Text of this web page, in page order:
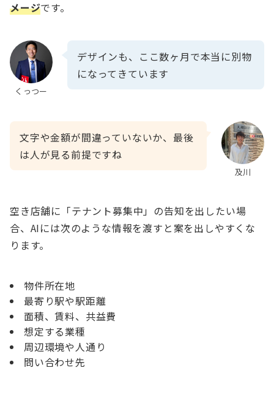
メージです。
くっつー
デザインも、ここ数ヶ月で本当に別物
になってきています
及川
文字や金額が間違っていないか、最後
は人が見る前提ですね
空き店舗に「テナント募集中」の告知を出したい場
合、AIには次のような情報を渡すと案を出しやすくな
ります。
物件所在地
最寄り駅や駅距離
面積、賃料、共益費
想定する業種
周辺環境や人通り
問い合わせ先